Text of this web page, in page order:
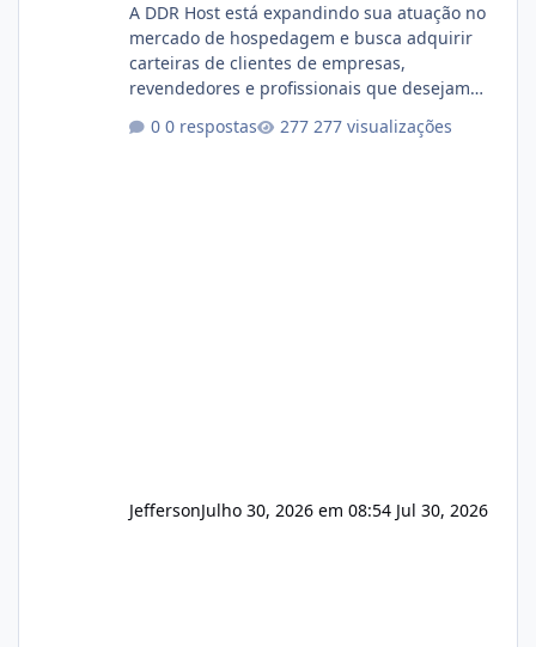
A DDR Host está expandindo sua atuação no
mercado de hospedagem e busca adquirir
carteiras de clientes de empresas,
revendedores e profissionais que desejam
operação. Se você possui clientes ativos de
0 respostas 277 visualizações
JeffersonJulho 30, 2026 em 08:54 Jul 30, 2026